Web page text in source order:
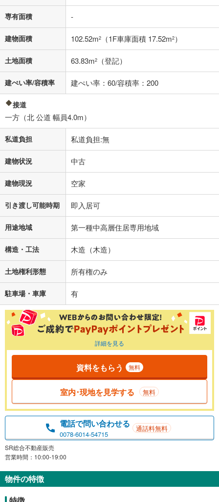
不動産会社に購入相談をする
閉じる
専有面積 -
建物面積 102.52m2 （1F車庫面積 17.52m2）
土地面積 63.83m2 （登記）
建ぺい率/容積率 建ぺい率：60/容積率：200
接道
一方（北 公道 幅員4.0m）
私道負担 私道負担:無
建物状況 中古
建物現況 空家
引き渡し可能時期 即入居可
用途地域 第一種中高層住居専用地域
構造・工法 木造（木造）
土地権利形態 所有権のみ
駐車場・車庫 有
詳細を見る
資料をもらう 無料
室内･現地を見学する 無料
電話で問い合わせる
0078-6014-54715
通話料無料
SR総合不動産販売
営業時間：10:00-19:00
物件の特徴